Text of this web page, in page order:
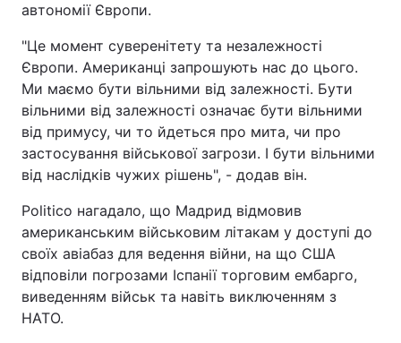
автономії Європи.
"Це момент суверенітету та незалежності
Європи. Американці запрошують нас до цього.
Ми маємо бути вільними від залежності. Бути
вільними від залежності означає бути вільними
від примусу, чи то йдеться про мита, чи про
застосування військової загрози. І бути вільними
від наслідків чужих рішень", - додав він.
Politico нагадало, що Мадрид відмовив
американським військовим літакам у доступі до
своїх авіабаз для ведення війни, на що США
відповіли погрозами Іспанії торговим ембарго,
виведенням військ та навіть виключенням з
НАТО.